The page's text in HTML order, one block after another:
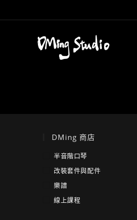
to
DMing 商店
半音階口琴
改裝套件與配件
樂譜
線上課程